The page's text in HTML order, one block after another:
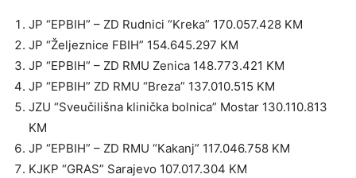
JP “EPBIH” – ZD Rudnici “Kreka” 170.057.428 KM
JP “Željeznice FBIH” 154.645.297 KM
JP “EPBIH” – ZD RMU Zenica 148.773.421 KM
JP “EPBIH” ZD RMU “Breza” 137.010.515 KM
JZU “Sveučilišna klinička bolnica” Mostar 130.110.813
KM
JP “EPBIH” – ZD RMU “Kakanj” 117.046.758 KM
KJKP “GRAS” Sarajevo 107.017.304 KM